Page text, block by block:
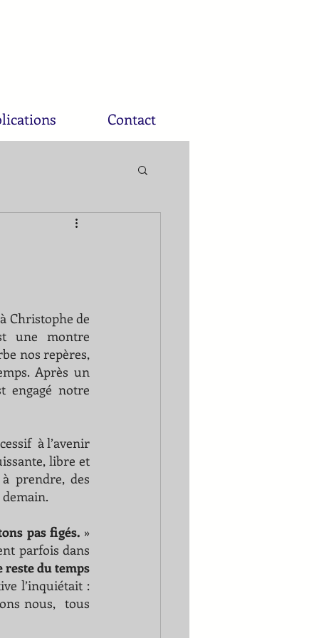
Contact
Christophe de
une montre
nos repères,
Après un
engagé notre
à l’avenir
libre et
prendre, des
pas figés. »
parfois dans
reste du temps
l’inquiétait :
nous,  tous